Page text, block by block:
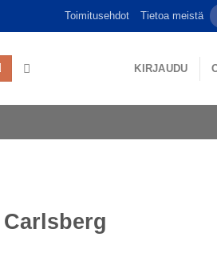
Toimitusehdot Tietoa meistä
KIRJAUDU